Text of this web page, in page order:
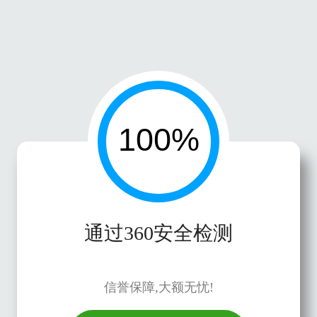
通过360安全检测
信誉保障,大额无忧!